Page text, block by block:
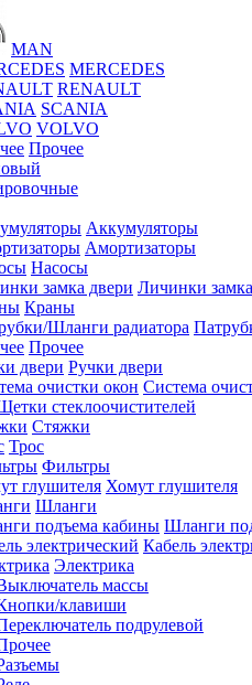
MAN
MERCEDES
RENAULT
SCANIA
VOLVO
Прочее
Аккумуляторы
Амортизаторы
Насосы
Личинки
Краны
Прочее
Ручки двери
Система
стеклоочистителей
Стяжки
Трос
Фильтры
Хомут глушителя
Шланги
Шланги
Кабель
Электрика
массы
клавиши
подрулевой